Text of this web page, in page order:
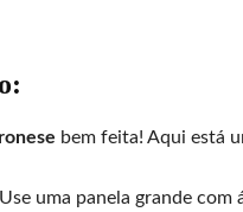
bem feita! Aqui está
uma panela grande com